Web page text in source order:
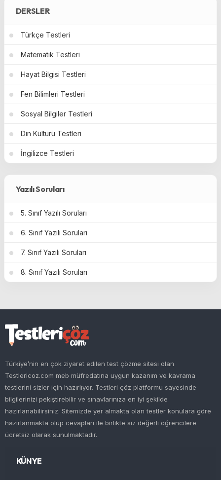
DERSLER
Türkçe Testleri
Matematik Testleri
Hayat Bilgisi Testleri
Fen Bilimleri Testleri
Sosyal Bilgiler Testleri
Din Kültürü Testleri
İngilizce Testleri
Yazılı Soruları
5. Sınıf Yazılı Soruları
6. Sınıf Yazılı Soruları
7. Sınıf Yazılı Soruları
8. Sınıf Yazılı Soruları
Türkiye’nin en çok ziyaret edilen test çözme sitesi olan
Testlericoz.com meb müfredatına uygun kazanım ve kavrama
testlerini sizler için hazırlıyor. Testleri çöz platformu sayesinde
bilgilerinizi pekiştirebilir ve sınavlarınıza en iyi şekilde
hazırlanabilirsiniz. Sitemizde yer almakta olan testler konulara göre
hazırlanmakta olup cevapları ile birlikte siz değerli öğrencilere
ücretsiz olarak sunulmaktadır.
KÜNYE